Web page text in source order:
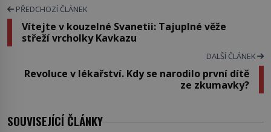
PŘEDCHOZÍ ČLÁNEK
Vítejte v kouzelné Svanetii: Tajuplné věže
střeží vrcholky Kavkazu
DALŠÍ ČLÁNEK
Revoluce v lékařství. Kdy se narodilo první dítě
ze zkumavky?
SOUVISEJÍCÍ ČLÁNKY